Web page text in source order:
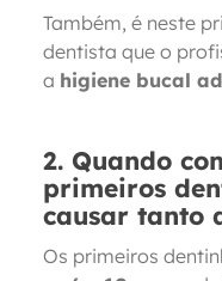
Também, é neste
dentista que o
a higiene bucal
2. Quando
primeiros
causar tanto
Os primeiros